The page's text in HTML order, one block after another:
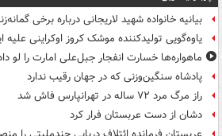
بیانیه خانواده شهید لاریجانی درباره برخی
یاوه‌گویی تولیدکننده موشک کروز اوکراینی علیه
ماهواره‌ها خسارت انفجار جبل‌علی امارت را لو
پادشاه سنگین‌وزنی که در جهان رقیب ندارد
راز مرگ مرد ۷۲ ساله در تهرانپارس فاش شد
دشان از دست عربستان فرار کرد